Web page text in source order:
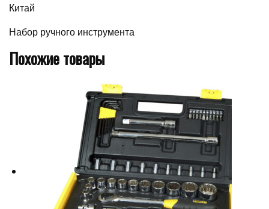
Китай
Набор ручного инструмента
Похожие товары